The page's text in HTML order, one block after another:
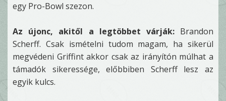
egy Pro-Bowl szezon.
Az újonc, akitől a legtöbbet várják:Brandon
Scherff. Csak ismételni tudom magam, ha sikerül
megvédeni Griffint akkor csak az irányítón múlhat a
támadók sikeressége, előbbiben Scherff lesz az
egyik kulcs.